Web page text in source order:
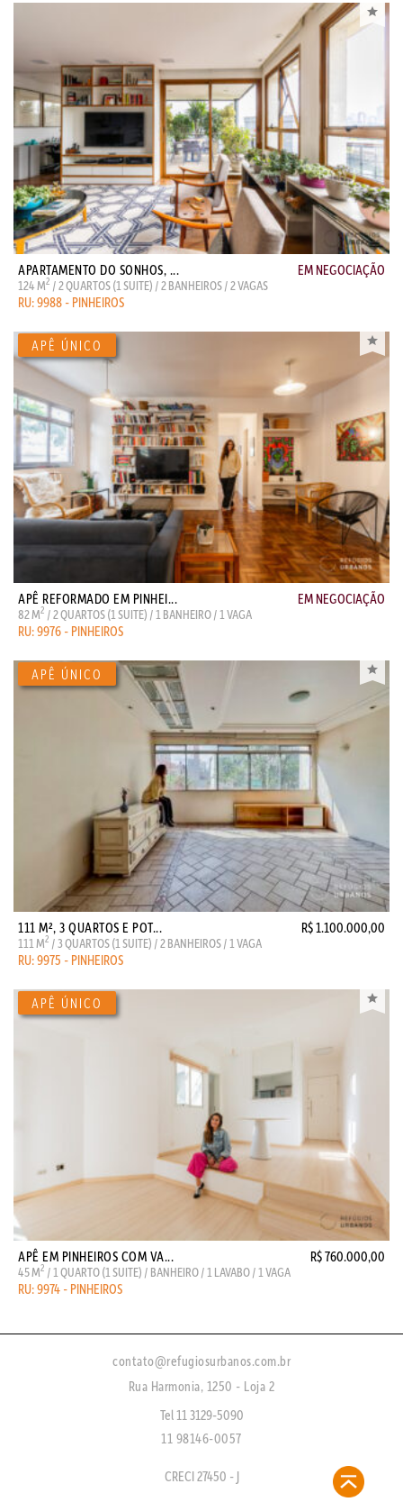
APARTAMENTO DO SONHOS, ... EM NEGOCIAÇÃO
124 M2 / 2 QUARTOS (1 SUITE) / 2 BANHEIROS / 2 VAGAS
RU: 9988 - PINHEIROS
APÊ REFORMADO EM PINHEI... EM NEGOCIAÇÃO
82 M2 / 2 QUARTOS (1 SUITE) / 1 BANHEIRO / 1 VAGA
RU: 9976 - PINHEIROS
111 M², 3 QUARTOS E POT... R$ 1.100.000,00
111 M2 / 3 QUARTOS (1 SUITE) / 2 BANHEIROS / 1 VAGA
RU: 9975 - PINHEIROS
APÊ EM PINHEIROS COM VA... R$ 760.000,00
45 M2 / 1 QUARTO (1 SUITE) / BANHEIRO / 1 LAVABO / 1 VAGA
RU: 9974 - PINHEIROS
contato@refugiosurbanos.com.br
Rua Harmonia, 1250 - Loja 2
Tel 11 3129-5090
11 98146-0057
CRECI 27450 - J